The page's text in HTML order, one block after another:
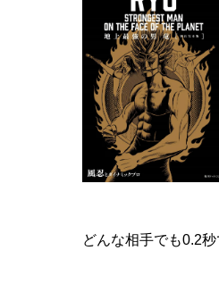
どんな相手でも0.2